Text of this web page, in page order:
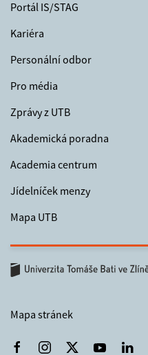
Portál IS/STAG
Kariéra
Personální odbor
Pro média
Zprávy z UTB
Akademická poradna
Academia centrum
Jídelníček menzy
Mapa UTB
Mapa stránek